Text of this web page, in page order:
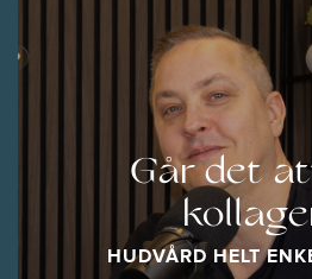
Går det
HUDVÅRD HELT